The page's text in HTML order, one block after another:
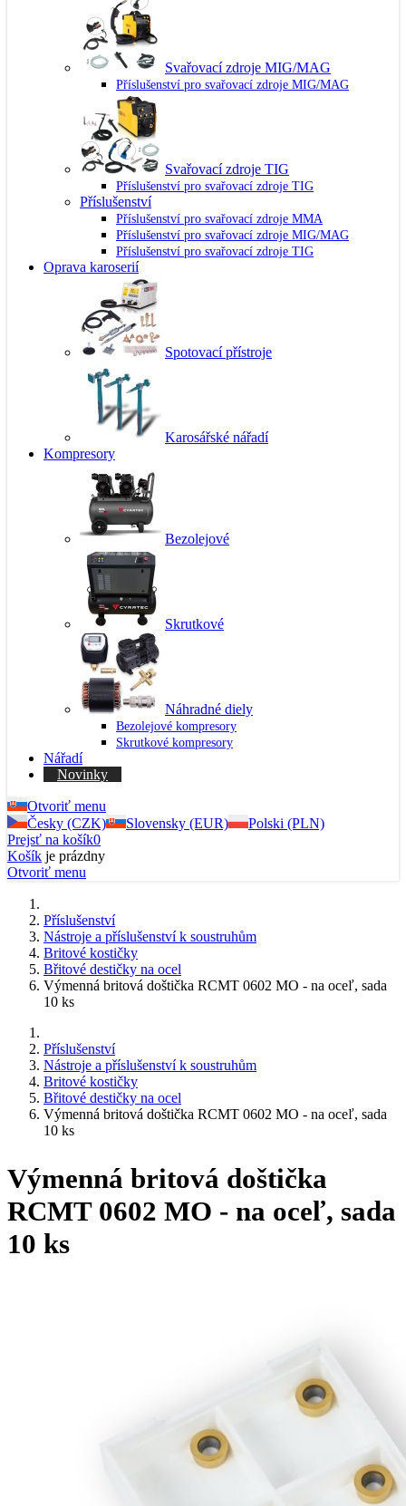
Svařovací zdroje MIG/MAG
Příslušenství pro svařovací zdroje MIG/MAG
Svařovací zdroje TIG
Příslušenství pro svařovací zdroje TIG
Příslušenství
Příslušenství pro svařovací zdroje MMA
Příslušenství pro svařovací zdroje MIG/MAG
Příslušenství pro svařovací zdroje TIG
Oprava karoserií
Spotovací přístroje
Karosářské nářadí
Kompresory
Bezolejové
Skrutkové
Náhradné diely
Bezolejové kompresory
Skrutkové kompresory
Nářadí
Novinky
Otvoriť menu
Česky (CZK)
Slovensky (EUR)
Polski (PLN)
Prejsť na košík0
Košík je prázdny
Otvoriť menu
Příslušenství
Nástroje a příslušenství k soustruhům
Britové kostičky
Břitové destičky na ocel
Výmenná britová doštička RCMT 0602 MO - na oceľ, sada
10 ks
Příslušenství
Nástroje a příslušenství k soustruhům
Britové kostičky
Břitové destičky na ocel
Výmenná britová doštička RCMT 0602 MO - na oceľ, sada
10 ks
Výmenná britová doštička
RCMT 0602 MO - na oceľ, sada
10 ks